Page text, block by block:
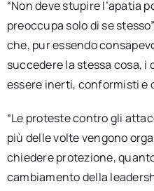
“Non deve stupire l’apatia
preoccupa solo di se
che, pur essendo
succedere la stessa cosa,
essere inerti, conformisti e
“Le proteste contro gli
più delle volte vengono
chiedere protezione,
cambiamento della